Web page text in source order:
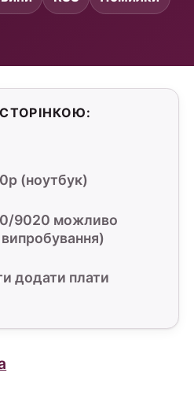
(ноутбук)
9020 можливо
додати плати